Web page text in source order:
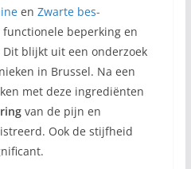
en Zwarte bes-
functionele beperking en
blijkt uit een onderzoek
in Brussel. Na een
met deze ingrediënten
van de pijn en
Ook de stijfheid